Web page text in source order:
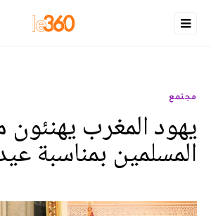
مجتمع
يهود المغرب يهنئون
المسلمين بمناسبة